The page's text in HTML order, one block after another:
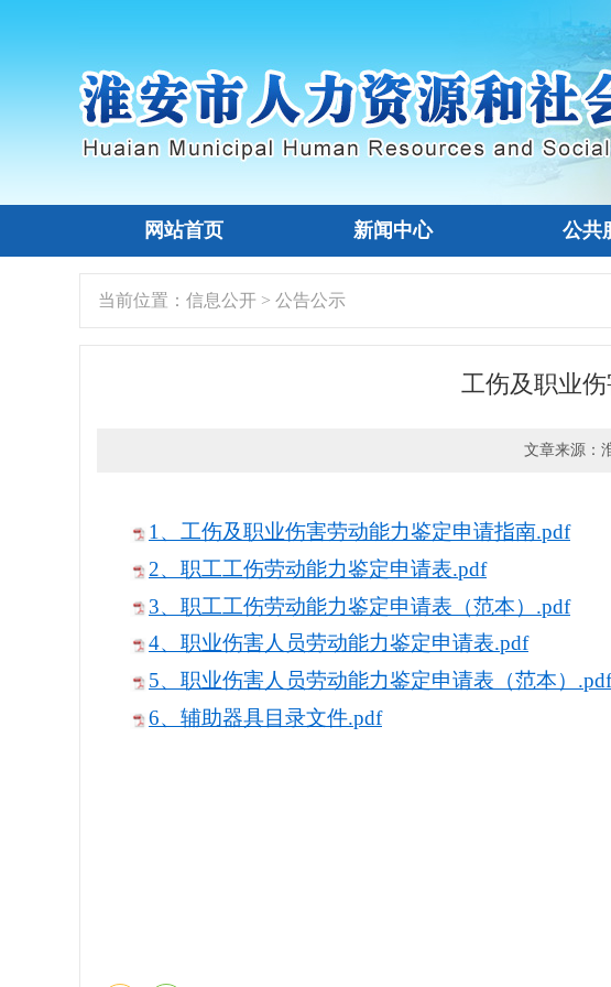
网站首页 新闻中心 公共
当前位置： 信息公开 > 公告公示
工伤及职业
文章来源：
1、工伤及职业伤害劳动能力鉴定申请指南.pdf
2、职工工伤劳动能力鉴定申请表.pdf
3、职工工伤劳动能力鉴定申请表（范本）.pdf
4、职业伤害人员劳动能力鉴定申请表.pdf
5、职业伤害人员劳动能力鉴定申请表（范本）.pdf
6、辅助器具目录文件.pdf